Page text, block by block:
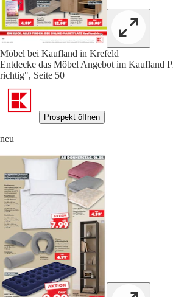
Möbel bei Kaufland in Krefeld
Entdecke das Möbel Angebot im Kaufland
richtig", Seite 50
Prospekt öffnen
neu